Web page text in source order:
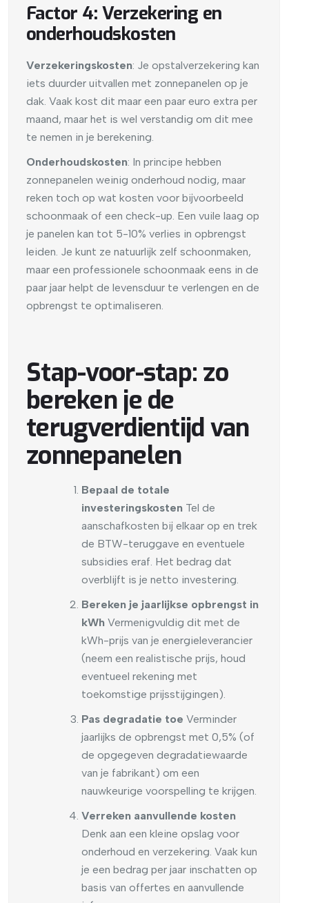
Factor 4: Verzekering en
onderhoudskosten
Verzekeringskosten: Je opstalverzekering kan
iets duurder uitvallen met zonnepanelen op je
dak. Vaak kost dit maar een paar euro extra per
maand, maar het is wel verstandig om dit mee
te nemen in je berekening.
Onderhoudskosten: In principe hebben
zonnepanelen weinig onderhoud nodig, maar
reken toch op wat kosten voor bijvoorbeeld
schoonmaak of een check-up. Een vuile laag op
je panelen kan tot 5-10% verlies in opbrengst
leiden. Je kunt ze natuurlijk zelf schoonmaken,
maar een professionele schoonmaak eens in de
paar jaar helpt de levensduur te verlengen en de
opbrengst te optimaliseren.
Stap-voor-stap: zo
bereken je de
terugverdientijd van
zonnepanelen
Bepaal de totale
investeringskosten Tel de
aanschafkosten bij elkaar op en trek
de BTW-teruggave en eventuele
subsidies eraf. Het bedrag dat
overblijft is je netto investering.
Bereken je jaarlijkse opbrengst in
kWh Vermenigvuldig dit met de
kWh-prijs van je energieleverancier
(neem een realistische prijs, houd
eventueel rekening met
toekomstige prijsstijgingen).
Pas degradatie toe Verminder
jaarlijks de opbrengst met 0,5% (of
de opgegeven degradatiewaarde
van je fabrikant) om een
nauwkeurige voorspelling te krijgen.
Verreken aanvullende kosten
Denk aan een kleine opslag voor
onderhoud en verzekering. Vaak kun
je een bedrag per jaar inschatten op
basis van offertes en aanvullende